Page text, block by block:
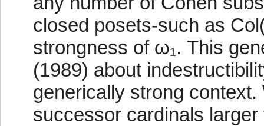
closed posets-such as
strongness of ω₁. This
(1989) about
generically strong
successor cardinals larger